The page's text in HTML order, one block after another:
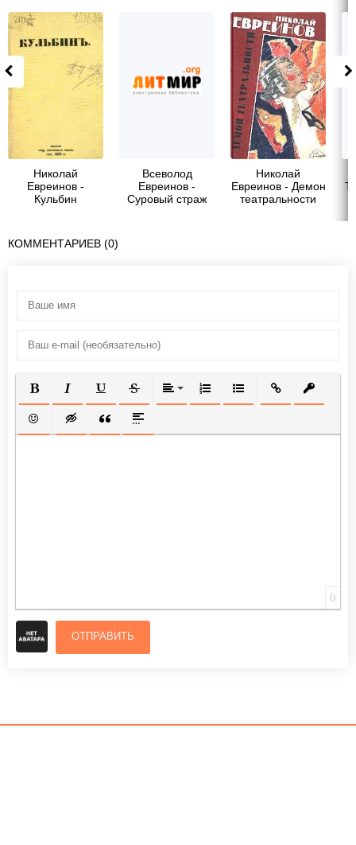
Николай
Евреинов -
Кульбин
Всеволод
Евреинов -
Суровый страж
Николай
Евреинов - Демон
театральности
КОММЕНТАРИЕВ (0)
ПОЛУЖИРНЫЙ
КУРСИВПОДЧЕРКНУТЫЙ
ЗАЧЕРКНУТЫЙВЫРАВНИВАНИЕ
НУМЕРОВАННЫЙ СПИСОК
МАРКИРОВАННЫЙ
ВСТАВИТЬ
ВСТАВИТЬ СМАЙЛИК
ВСТАВКА СКРЫТОГО ТЕКСТА
ВСТАВКА ЦИТАТЫ
ВСТАВКА СПОЙЛЕРА
0
ОТПРАВИТЬ